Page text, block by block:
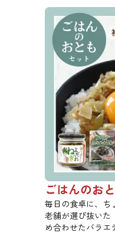
毎日の食卓に、ち
老舗が選び抜いた
め合わせたバラエ